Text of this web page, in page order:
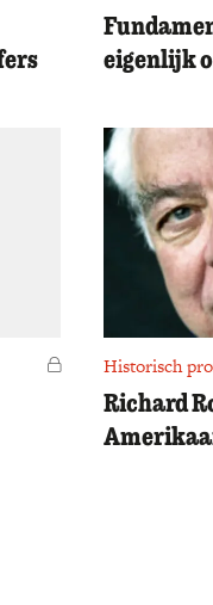
eigenlijk
Voor ledenHistorisch
Richard